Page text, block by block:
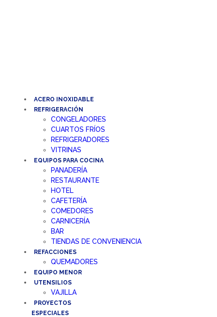
ACERO INOXIDABLE
REFRIGERACIÓN
CONGELADORES
CUARTOS FRÍOS
REFRIGERADORES
VITRINAS
EQUIPOS PARA COCINA
PANADERÍA
RESTAURANTE
HOTEL
CAFETERÍA
COMEDORES
CARNICERÍA
BAR
TIENDAS DE CONVENIENCIA
REFACCIONES
QUEMADORES
EQUIPO MENOR
UTENSILIOS
VAJILLA
PROYECTOS
ESPECIALES